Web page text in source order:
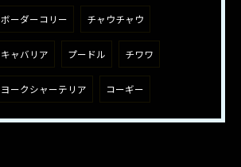
ボーダーコリー チャウチャウ
キャバリア プードル チワワ
ヨークシャーテリア コーギー